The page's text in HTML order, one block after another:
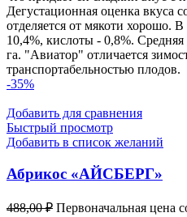
Дегустационная оценка вкуса
отделяется от мякоти хорошо.
10,4%, кислоты - 0,8%. Средняя
га. "Авиатор" отличается
транспортабельностью плодов.
-35%
Добавить для сравнения
Быстрый просмотр
Добавить в список желаний
Абрикос «АЙСБЕРГ»
488,00₽ Первоначальная цена